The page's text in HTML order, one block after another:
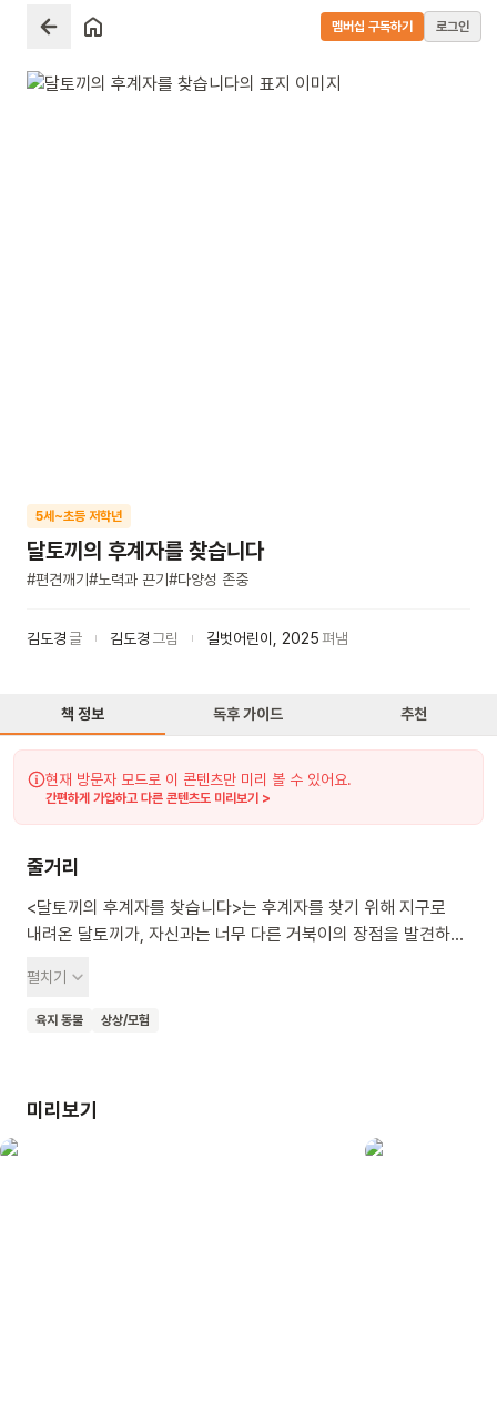
멤버십 구독하기 로그인
5세~초등 저학년
달토끼의 후계자를 찾습니다
#편견깨기 #노력과 끈기 #다양성 존중
김도경 글 김도경 그림 길벗어린이 2025펴냄
책 정보 독후 가이드 추천
현재 방문자 모드로 이 콘텐츠만 미리 볼 수 있어요.
간편하게 가입하고 다른 콘텐츠도 미리보기 >
줄거리
<달토끼의 후계자를 찾습니다>는 후계자를 찾기 위해 지구로
내려온 달토끼가, 자신과는 너무 다른 거북이의 장점을 발견하고
별을 만들던 달토끼는 이제 나이가 들어 후계자를 찾기로 했어요.
그런데 달토끼 앞에 뜻밖의 지원자가 나타났어요. 바로
거북이는 달토끼, 아니 달거북이가 되었을까요? 우리가 가지고
펼치기
육지 동물 상상/모험
미리보기